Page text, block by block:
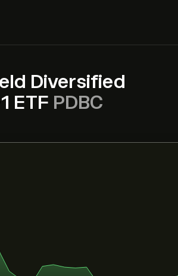
Diversified
ETF PDBC